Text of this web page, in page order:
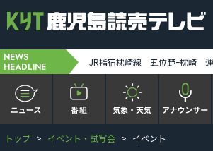
NEWS
HEADLINE 桜島が爆発 噴煙が火口から2200メートルの高さに 鹿児島市街地空は真っ暗に [2026-08-09 12:39:00]
かごピタ FAMILIAR
トップ イベント・試写会 イベント